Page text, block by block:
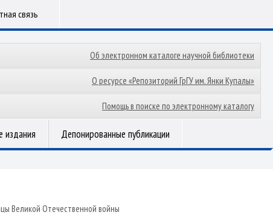
связь
Об электронном каталоге научной библиотеки
О ресурсе «Репозиторий ГрГУ им. Янки Купалы»
Помощь в поиске по электронному каталогу
издания Депонированные публикации
Великой Отечественной войны